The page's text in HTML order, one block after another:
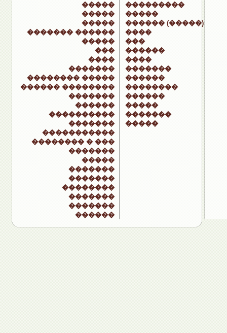
�����
�����
�����
������� ������
�����
���
����
�������
�������� �����
������ ��������
�������
������
����������
�������
�����������
�������� � ���
�������
�����
�������
�������
��������
�������
�������
������
���������
�����
������ (�����)
����
���
������
����
�������
������
��������
������
�����
�������
�����